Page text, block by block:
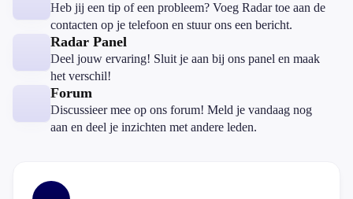
Heb jij een tip of een probleem? Voeg Radar toe aan de
contacten op je telefoon en stuur ons een bericht.
Radar Panel
Deel jouw ervaring! Sluit je aan bij ons panel en maak
het verschil!
Forum
Discussieer mee op ons forum! Meld je vandaag nog
aan en deel je inzichten met andere leden.